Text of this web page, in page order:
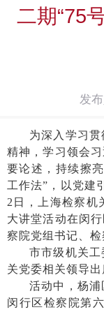
二期“75
发
为深入学习
精神，学习领会
要论述，持续擦亮
工作法”，以党建
2日，上海检察机
大讲堂活动在闵
察院党组书记、检
市市级机关
关党委相关领导出
活动中，杨浦
闵行区检察院第